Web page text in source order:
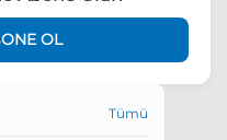
OL
Tümü